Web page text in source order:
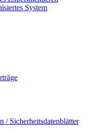
System
/ Sicherheitsdatenblätter